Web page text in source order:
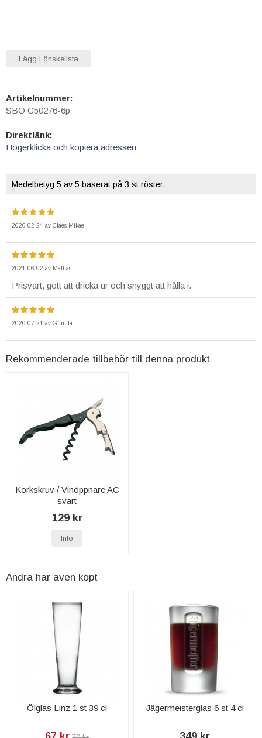
Lägg i önskelista
Artikelnummer:
SBO G50276-6p
Direktlänk:
Högerklicka och kopiera adressen
Medelbetyg 5 av 5 baserat på 3 st röster.
2026-02-24 av Claes Mikael
2021-06-02 av Mattias
Prisvärt, gott att dricka ur och snyggt att hålla i.
2020-07-21 av Gunilla
Rekommenderade tillbehör till denna produkt
Korkskruv / Vinöppnare AC
svart
129 kr
Info
Andra har även köpt
Ölglas Linz 1 st 39 cl Jägermeisterglas 6 st 4 cl